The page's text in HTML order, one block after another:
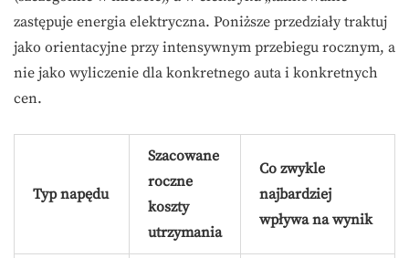
zastępuje energia elektryczna. Poniższe przedziały traktuj
jako orientacyjne przy intensywnym przebiegu rocznym, a
nie jako wyliczenie dla konkretnego auta i konkretnych
cen.
Typ napędu
Szacowane
roczne
koszty
utrzymania
Co zwykle
najbardziej
wpływa na wynik